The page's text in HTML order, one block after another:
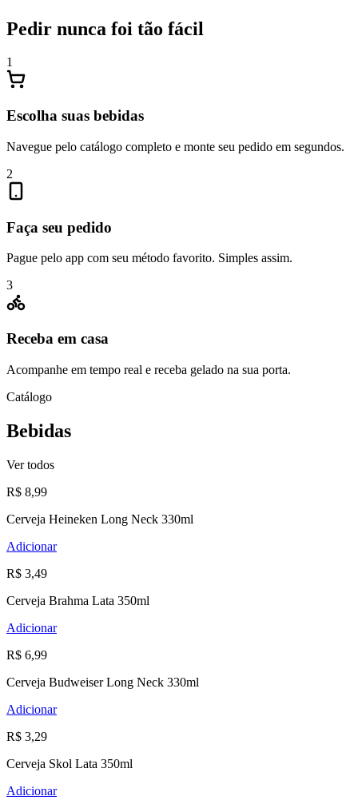
Pedir nunca foi tão fácil
1
Escolha suas bebidas
Navegue pelo catálogo completo e monte seu pedido em segundos.
2
Faça seu pedido
Pague pelo app com seu método favorito. Simples assim.
3
Receba em casa
Acompanhe em tempo real e receba gelado na sua porta.
Catálogo
Bebidas
Ver todos
R$ 8,99
Cerveja Heineken Long Neck 330ml
Adicionar
R$ 3,49
Cerveja Brahma Lata 350ml
Adicionar
R$ 6,99
Cerveja Budweiser Long Neck 330ml
Adicionar
R$ 3,29
Cerveja Skol Lata 350ml
Adicionar